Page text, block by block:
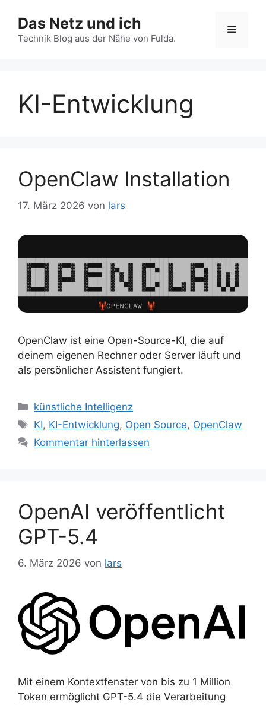
Inhalt
springen
Das Netz und ich
Technik Blog aus der Nähe von Fulda.
Menü
KI-Entwicklung
OpenClaw Installation
17. März 2026 von lars
OpenClaw ist eine Open-Source-KI, die auf
deinem eigenen Rechner oder Server läuft und
als persönlicher Assistent fungiert.
Kategorien
künstliche Intelligenz
Schlagwörter
KI, KI-Entwicklung, Open Source, OpenClaw
Kommentar hinterlassen
OpenAI veröffentlicht
GPT-5.4
6. März 2026 von lars
Mit einem Kontextfenster von bis zu 1 Million
Token ermöglicht GPT-5.4 die Verarbeitung